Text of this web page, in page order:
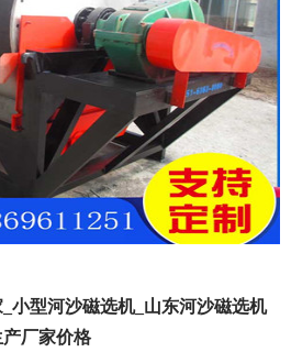
小型河沙磁选机_山东河沙磁选机
厂家价格